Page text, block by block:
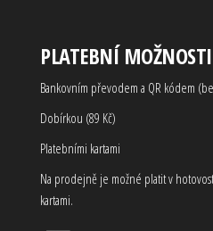
PLATEBNÍ MOŽNOSTI
Bankovním převodem a QR kódem
Dobírkou (89 Kč)
Platebními kartami
Na prodejně je možné platit v
kartami.